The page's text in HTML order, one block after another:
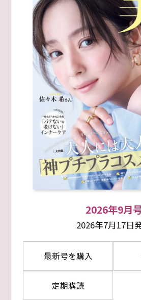
2026年9月
2026年7月17日
最新号を購入
定期購読